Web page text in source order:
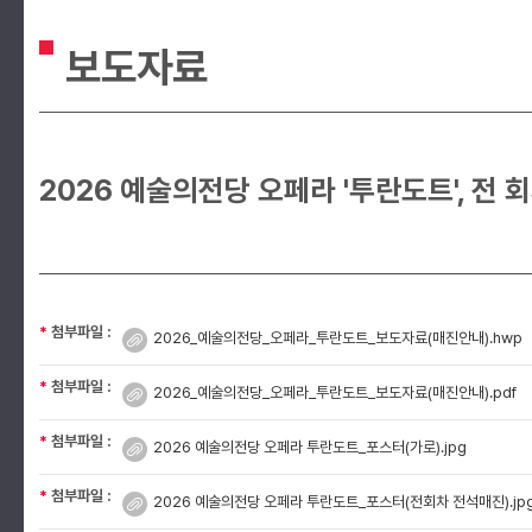
보도자료
2026 예술의전당 오페라 '투란도트', 전
* 첨부파일 : 2026_예술의전당_오페라_투란도트_보도자료(매진안내).hwp
* 첨부파일 : 2026_예술의전당_오페라_투란도트_보도자료(매진안내).pdf
* 첨부파일 : 2026 예술의전당 오페라 투란도트_포스터(가로).jpg
* 첨부파일 : 2026 예술의전당 오페라 투란도트_포스터(전회차 전석매진